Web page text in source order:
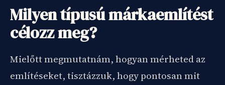
Milyen típusú márkaemlítést
célozz meg?
Mielőtt megmutatnám, hogyan mérheted az
említéseket, tisztázzuk, hogy pontosan mit